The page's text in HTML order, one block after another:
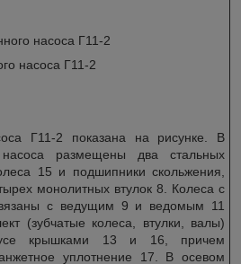
насоса Г11-2
Г11-2 показана на рисунке. В
размещены два стальных
15 и подшипники скольжения,
монолитных втулок 8. Колеса с
с ведущим 9 и ведомым 11
(зубчатые колеса, втулки, валы)
крышками 13 и 16, причем
уплотнение 17. В осевом